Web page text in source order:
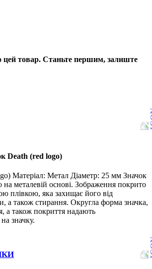
цей товар. Станьте першим, залиште
Death (red logo)
Матеріал: Метал Діаметр: 25 мм Значок
металевій основі. Зображення покрито
плівкою, яка захищає його від
а також стирання. Округла форма значка,
а також покриття надають
значку.